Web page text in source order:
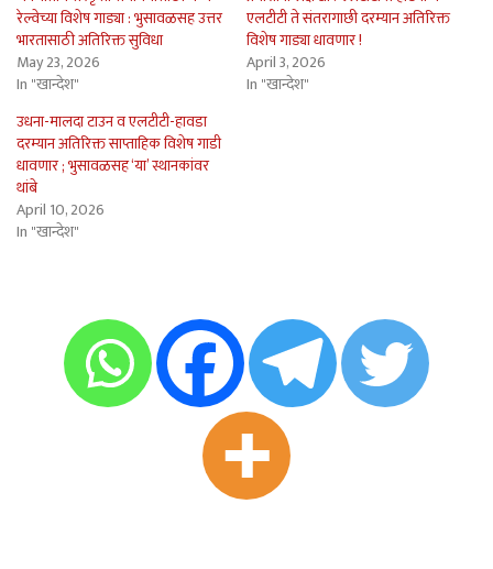
रेल्वेच्या विशेष गाड्या : भुसावळसह उत्तर
भारतासाठी अतिरिक्त सुविधा
May 23, 2026
In "खान्देश"
एलटीटी ते संतरागाछी दरम्यान अतिरिक्त
विशेष गाड्या धावणार !
April 3, 2026
In "खान्देश"
उधना-मालदा टाउन व एलटीटी-हावडा
दरम्यान अतिरिक्त साप्ताहिक विशेष गाडी
धावणार ; भुसावळसह ‘या’ स्थानकांवर
थांबे
April 10, 2026
In "खान्देश"